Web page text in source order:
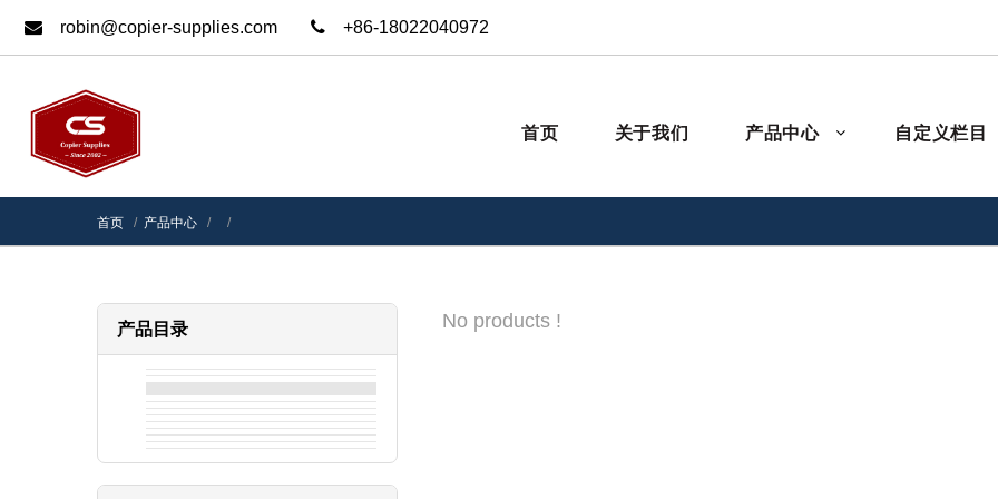
robin@copier-supplies.com +86-18022040972
首页 关于我们 产品中心 自定义栏目
首页 产品中心
No products !
产品目录